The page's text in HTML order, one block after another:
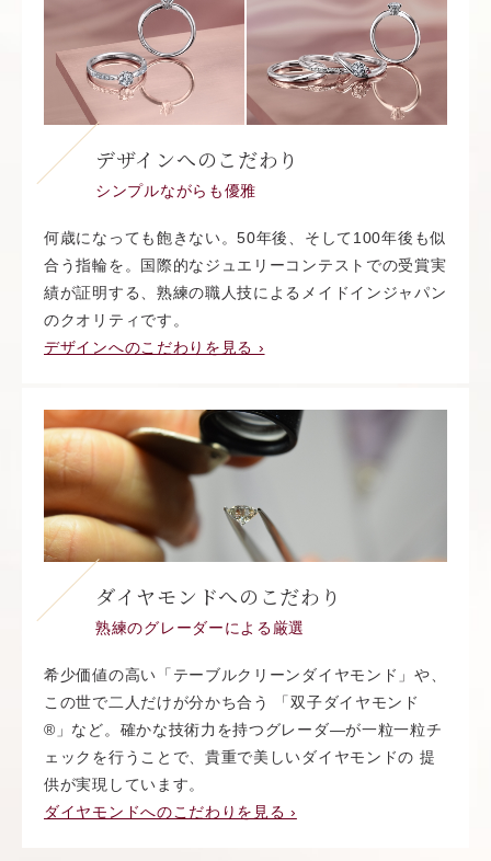
デザインへのこだわり
シンプルながらも優雅
何歳になっても飽きない。50年後、そして100年後も似
合う指輪を。国際的なジュエリーコンテストでの受賞実
績が証明する、熟練の職人技によるメイドインジャパン
のクオリティです。
デザインへのこだわりを見る ›
ダイヤモンドへのこだわり
熟練のグレーダーによる厳選
希少価値の高い「テーブルクリーンダイヤモンド」や、
この世で二人だけが分かち合う 「双子ダイヤモンド
®︎」など。確かな技術力を持つグレーダ―が一粒一粒チ
ェックを行うことで、貴重で美しいダイヤモンドの 提
供が実現しています。
ダイヤモンドへのこだわりを見る ›